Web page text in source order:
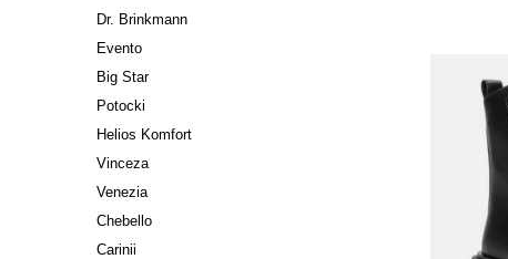
Dr. Brinkmann
Evento
Big Star
Potocki
Helios Komfort
Vinceza
Venezia
Chebello
Carinii